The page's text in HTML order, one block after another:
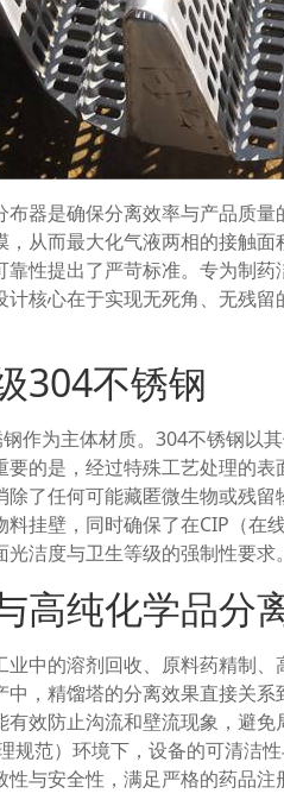
器是确保分离效率与产品质
从而最大化气液两相的接触
性提出了严苛标准。专为制
计核心在于实现无死角、无残
304不锈钢
作为主体材质。304不锈钢以
的是，经过特殊工艺处理的
了任何可能藏匿微生物或残
挂壁，同时确保了在CIP（在
洁度与卫生等级的强制性要求。
高纯化学品分
中的溶剂回收、原料药精制、
，精馏塔的分离效果直接关
效防止沟流和壁流现象，避
规范）环境下，设备的可清洁
与安全性，满足严格的药品注